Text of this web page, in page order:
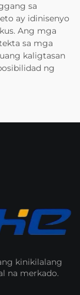
sa
ay idinisenyo
Ang mga
sa mga
kaligtasan
ng
kinikilalang
na merkado.